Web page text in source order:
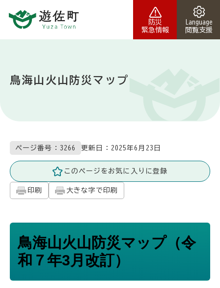
防災
緊急情報
Language
閲覧支援
鳥海山火山防災マップ
ページ番号：3266 更新日： 2025年6月23日
このページをお気に入りに登録
印刷 大きな字で印刷
鳥海山火山防災マップ（令
和７年3月改訂）